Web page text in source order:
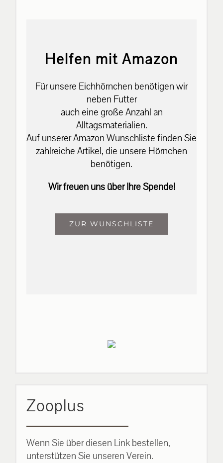
Helfen mit Amazon
Für unsere Eichhörnchen benötigen wir
neben Futter
auch eine große Anzahl an
Alltagsmaterialien.
Auf unserer Amazon Wunschliste finden Sie
zahlreiche Artikel, die unsere Hörnchen
benötigen.
Wir freuen uns über Ihre Spende!
ZUR WUNSCHLISTE
Zooplus
Wenn Sie über diesen Link bestellen,
unterstützen Sie unseren Verein.